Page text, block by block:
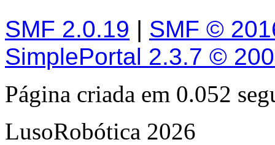
SMF 2.0.19 | SMF ©
SimplePortal 2.3.7 ©
Página criada em 0.052
LusoRobótica 2026